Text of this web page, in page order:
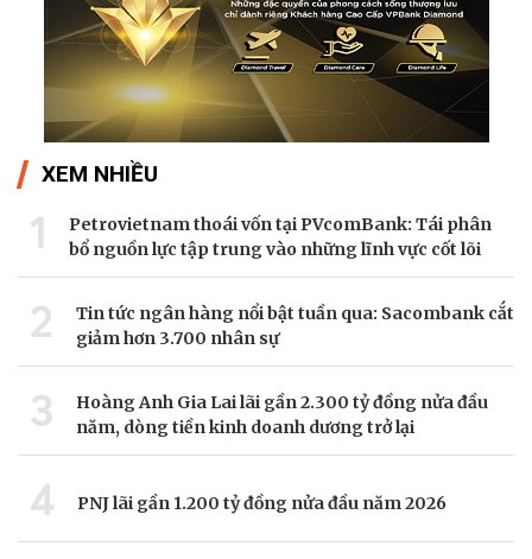
XEM NHIỀU
1
Petrovietnam thoái vốn tại PVcomBank: Tái phân
bổ nguồn lực tập trung vào những lĩnh vực cốt lõi
2
Tin tức ngân hàng nổi bật tuần qua: Sacombank cắt
giảm hơn 3.700 nhân sự
3
Hoàng Anh Gia Lai lãi gần 2.300 tỷ đồng nửa đầu
năm, dòng tiền kinh doanh dương trở lại
4 PNJ lãi gần 1.200 tỷ đồng nửa đầu năm 2026